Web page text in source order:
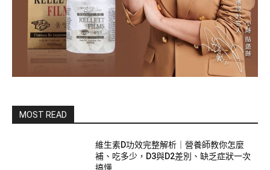
MOST READ
維生素D功效完整解析｜營養師教你怎麼
補、吃多少，D3與D2差別、缺乏症狀一次
搞懂